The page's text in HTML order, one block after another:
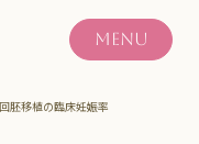
MENU
移植の臨床妊娠率